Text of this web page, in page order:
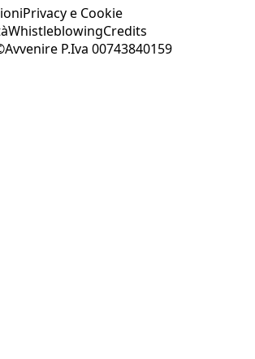
Privacy e Cookie
WhistleblowingCredits
P.Iva 00743840159